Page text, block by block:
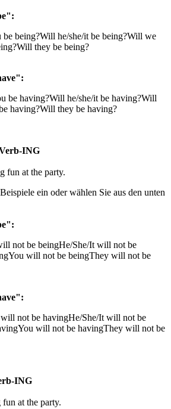
being?Will he/she/it be being?Will we
Will they be being?
be having?Will he/she/it be having?Will
having?Will they be having?
ING
fun at the party.
ein oder wählen Sie aus den unten
not be beingHe/She/It will not be
You will not be beingThey will not be
not be havingHe/She/It will not be
You will not be havingThey will not be
ING
at the party.